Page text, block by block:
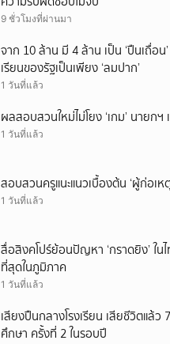
9 ชั่วโมงที่ผ่านมา
จาก 10 ล้าน มี 4 ล้าน เป็น ‘ปืนเถื่อน
เรียนของรัฐเป็นเพียง ‘ลมปาก’
1 วันที่แล้ว
ผลสอบสวนใหม่ไม่โยง ‘เกม’ นายก
1 วันที่แล้ว
สอบสวนครูแนะแนวเบื้องต้น ‘ผู้ก่อเห
1 วันที่แล้ว
สื่อสิงคโปร์ย้อนปัญหา ‘กราดยิง’ ใ
ที่สุดในภูมิภาค
1 วันที่แล้ว
เสียงปืนกลางโรงเรียน เสียชีวิตแล้ว
ศึกษา ครั้งที่ 2 ในรอบปี